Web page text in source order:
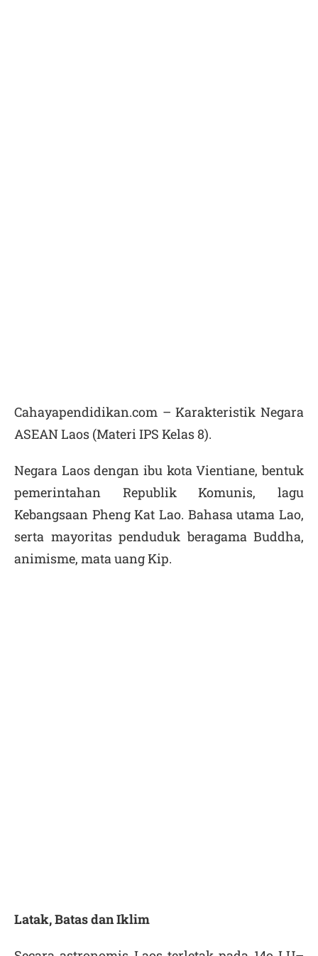
Cahayapendidikan.com – Karakteristik Negara
ASEAN Laos (Materi IPS Kelas 8).
Negara Laos dengan ibu kota Vientiane, bentuk
pemerintahan Republik Komunis, lagu
Kebangsaan Pheng Kat Lao. Bahasa utama Lao,
serta mayoritas penduduk beragama Buddha,
animisme, mata uang Kip.
Latak, Batas dan Iklim